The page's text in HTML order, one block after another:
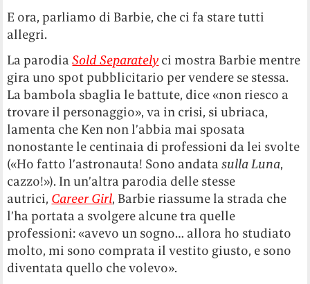
E ora, parliamo di Barbie, che ci fa stare tutti
allegri.
La parodiaSold Separately ci mostra Barbie mentre
gira uno spot pubblicitario per vendere se stessa.
La bambola sbaglia le battute, dice «non riesco a
trovare il personaggio», va in crisi, si ubriaca,
lamenta che Ken non l’abbia mai sposata
nonostante le centinaia di professioni da lei svolte
(«Ho fatto l’astronauta! Sono andatasulla Luna,
cazzo!»). In un’altra parodia delle stesse
autrici, Career Girl, Barbie riassume la strada che
l’ha portata a svolgere alcune tra quelle
professioni: «avevo un sogno… allora ho studiato
molto, mi sono comprata il vestito giusto, e sono
diventata quello che volevo».